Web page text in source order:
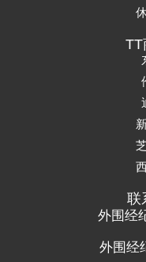
TT
联
外围经
外围经